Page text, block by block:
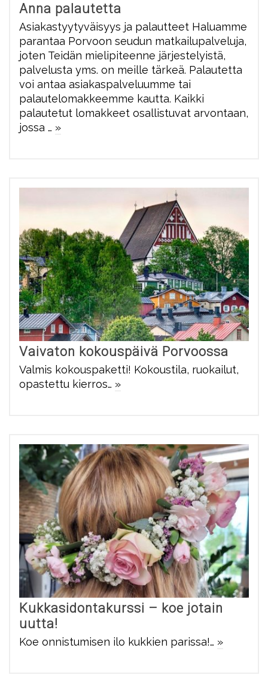
Anna palautetta
Asiakastyytyväisyys ja palautteet Haluamme
parantaa Porvoon seudun matkailupalveluja,
joten Teidän mielipiteenne järjestelyistä,
palvelusta yms. on meille tärkeä. Palautetta
voi antaa asiakaspalveluumme tai
palautelomakkeemme kautta. Kaikki
palautetut lomakkeet osallistuvat arvontaan,
jossa … »
Vaivaton kokouspäivä Porvoossa
Valmis kokouspaketti! Kokoustila, ruokailut,
opastettu kierros… »
Kukkasidontakurssi – koe jotain
uutta!
Koe onnistumisen ilo kukkien parissa!… »